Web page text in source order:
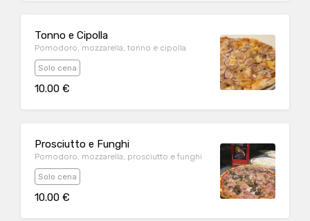
Tonno e Cipolla
Pomodoro, mozzarella, tonno e cipolla
Solo cena
10.00 €
Prosciutto e Funghi
Pomodoro, mozzarella, prosciutto e funghi
Solo cena
10.00 €